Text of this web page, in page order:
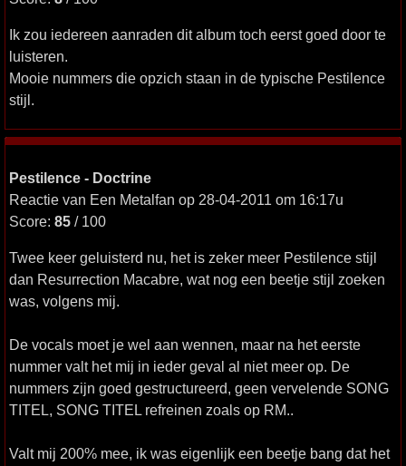
Ik zou iedereen aanraden dit album toch eerst goed door te
luisteren.
Mooie nummers die opzich staan in de typische Pestilence
stijl.
Pestilence - Doctrine
Reactie van Een Metalfan op 28-04-2011 om 16:17u
Score: 85 / 100
Twee keer geluisterd nu, het is zeker meer Pestilence stijl
dan Resurrection Macabre, wat nog een beetje stijl zoeken
was, volgens mij.
De vocals moet je wel aan wennen, maar na het eerste
nummer valt het mij in ieder geval al niet meer op. De
nummers zijn goed gestructureerd, geen vervelende SONG
TITEL, SONG TITEL refreinen zoals op RM..
Valt mij 200% mee, ik was eigenlijk een beetje bang dat het